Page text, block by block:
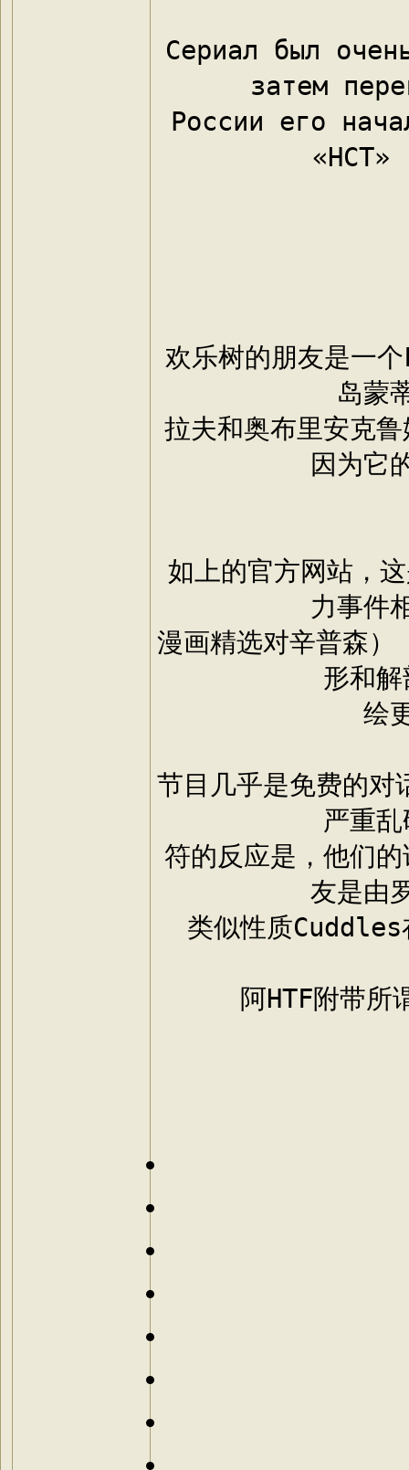
Сериал был
затем
«НСТ»
欢乐树的朋友是一
岛蒙
拉夫和奥布里安克
因为它
如上的官方网站，
力事件
漫画精选对辛普森
形和
绘
节目几乎是免费的
严重
符的反应是，他们
友是由
类似性质Cuddles
阿HTF附带所